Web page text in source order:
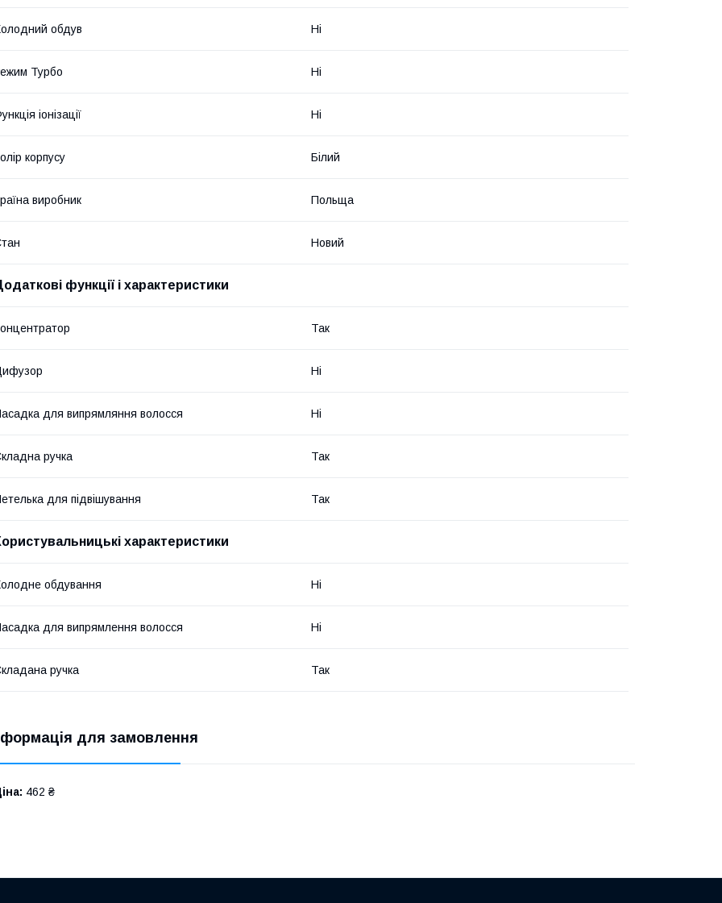
обдув Ні
Турбо Ні
іонізації Ні
корпусу Білий
виробник Польща
Новий
функції і характеристики
Так
Ні
для випрямляння волосся Ні
ручка Так
для підвішування Так
характеристики
обдування Ні
для випрямлення волосся Ні
ручка Так
для замовлення
462 ₴